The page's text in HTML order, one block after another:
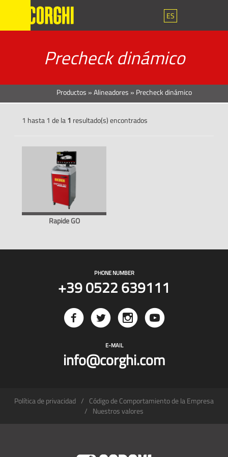
ES
Precheck dinámico
Productos »Alineadores » Precheck dinámico
1 hasta 1 de la1 resultado(s) encontrados
Rapide GO
PHONE NUMBER
+39 0522 639111
E-MAIL
info@corghi.com
Política de privacidad
Código de Comportamiento de la Empresa
Nuestros valores